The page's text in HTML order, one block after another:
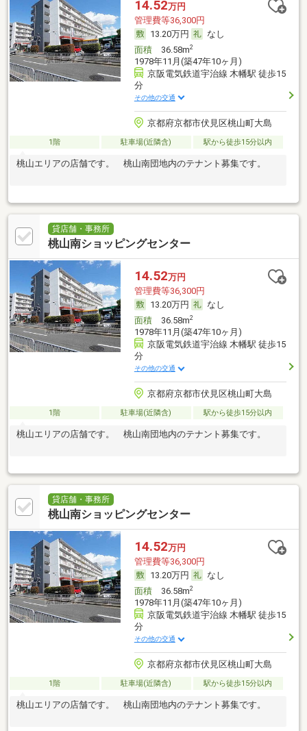
14.52万円
管理費等36,300円
13.20万円
なし
面積36.58m2
1978年11月(築47年10ヶ月)
京阪電気鉄道宇治線 木幡駅 徒歩15
分
その他の交通
京都府京都市伏見区桃山町大島
1階 駐車場(近隣含) 駅から徒歩15分以内
桃山エリアの店舗です。 桃山南団地内のテナント募集です。
貸店舗・事務所
桃山南ショッピングセンター
14.52万円
管理費等36,300円
13.20万円
なし
面積36.58m2
1978年11月(築47年10ヶ月)
京阪電気鉄道宇治線 木幡駅 徒歩15
分
その他の交通
京都府京都市伏見区桃山町大島
1階 駐車場(近隣含) 駅から徒歩15分以内
桃山エリアの店舗です。 桃山南団地内のテナント募集です。
貸店舗・事務所
桃山南ショッピングセンター
14.52万円
管理費等36,300円
13.20万円
なし
面積36.58m2
1978年11月(築47年10ヶ月)
京阪電気鉄道宇治線 木幡駅 徒歩15
分
その他の交通
京都府京都市伏見区桃山町大島
1階 駐車場(近隣含) 駅から徒歩15分以内
桃山エリアの店舗です。 桃山南団地内のテナント募集です。